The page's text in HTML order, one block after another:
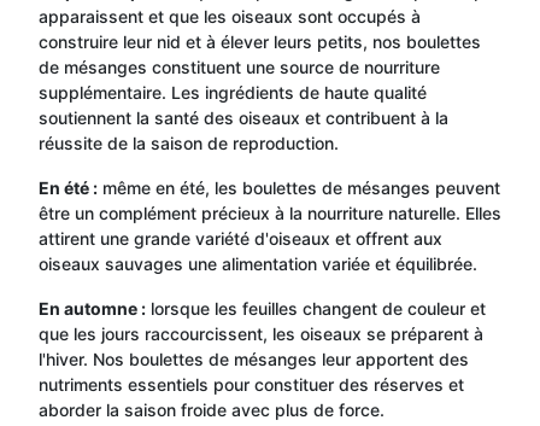
apparaissent et que les oiseaux sont occupés à
construire leur nid et à élever leurs petits, nos boulettes
de mésanges constituent une source de nourriture
supplémentaire. Les ingrédients de haute qualité
soutiennent la santé des oiseaux et contribuent à la
réussite de la saison de reproduction.
En été : même en été, les boulettes de mésanges peuvent
être un complément précieux à la nourriture naturelle. Elles
attirent une grande variété d'oiseaux et offrent aux
oiseaux sauvages une alimentation variée et équilibrée.
En automne : lorsque les feuilles changent de couleur et
que les jours raccourcissent, les oiseaux se préparent à
l'hiver. Nos boulettes de mésanges leur apportent des
nutriments essentiels pour constituer des réserves et
aborder la saison froide avec plus de force.